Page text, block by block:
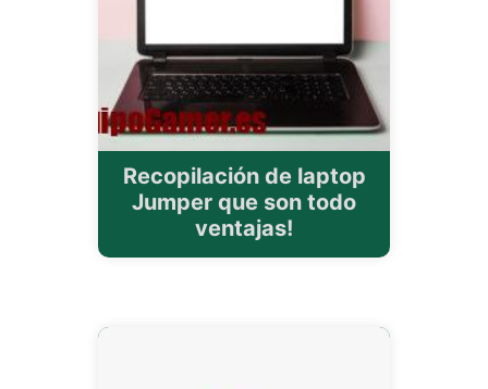
Recopilación de laptop
Jumper que son todo
ventajas!